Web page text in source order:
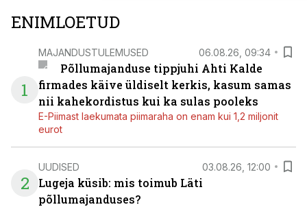
ENIMLOETUD
1
MAJANDUSTULEMUSED 06.08.26, 09:34
Põllumajanduse tippjuhi Ahti Kalde
firmades käive üldiselt kerkis, kasum samas
nii kahekordistus kui ka sulas pooleks
E-Piimast laekumata piimaraha on enam kui 1,2 miljonit
eurot
2
UUDISED 03.08.26, 12:00
Lugeja küsib: mis toimub Läti
põllumajanduses?